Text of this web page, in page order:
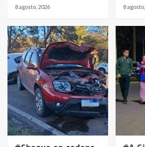
8 agosto, 2026 8